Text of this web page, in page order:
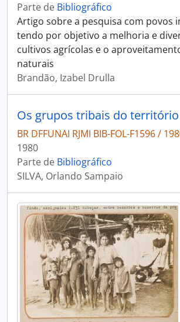
Parte de Bibliográfico
Artigo sobre a pesquisa com povos
tendo por objetivo a melhoria e
cultivos agrícolas e o
naturais
Brandão, Izabel Drulla
BR DFFUNAI RJMI BIB-FOL-F1596 /
1980
Parte de Bibliográfico
SILVA, Orlando Sampaio